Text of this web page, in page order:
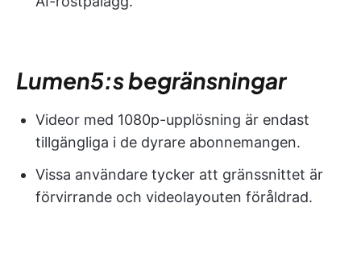
Lumen5:s begränsningar
Videor med 1080p-upplösning är endast
tillgängliga i de dyrare abonnemangen.
Vissa användare tycker att gränssnittet är
förvirrande och videolayouten föråldrad.